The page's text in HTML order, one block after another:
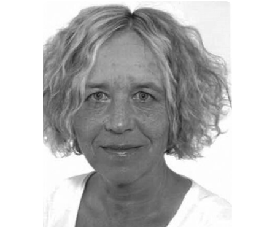
REGIONEN
ORTE
EVENTS
REISEFÜHRER
REISEMAGAZINE